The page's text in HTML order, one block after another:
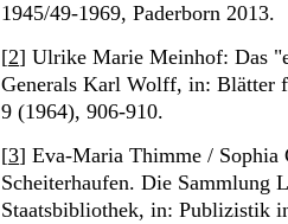
1945/49-1969, Paderborn 2013.
[2] Ulrike Marie Meinhof: Das
Generals Karl Wolff, in: Blätter
9 (1964), 906-910.
[3] Eva-Maria Thimme / Sophia
Scheiterhaufen. Die Sammlung
Staatsbibliothek, in: Publizistik